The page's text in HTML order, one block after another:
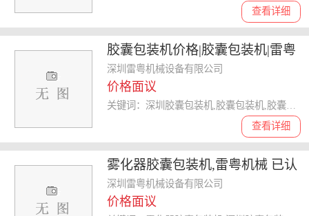
查看详细
胶囊包装机价格|胶囊包装机|雷粤
深圳雷粤机械设备有限公司
价格面议
查看详细
雾化器胶囊包装机,雷粤机械 已认
证 ,胶囊包装机
深圳雷粤机械设备有限公司
价格面议